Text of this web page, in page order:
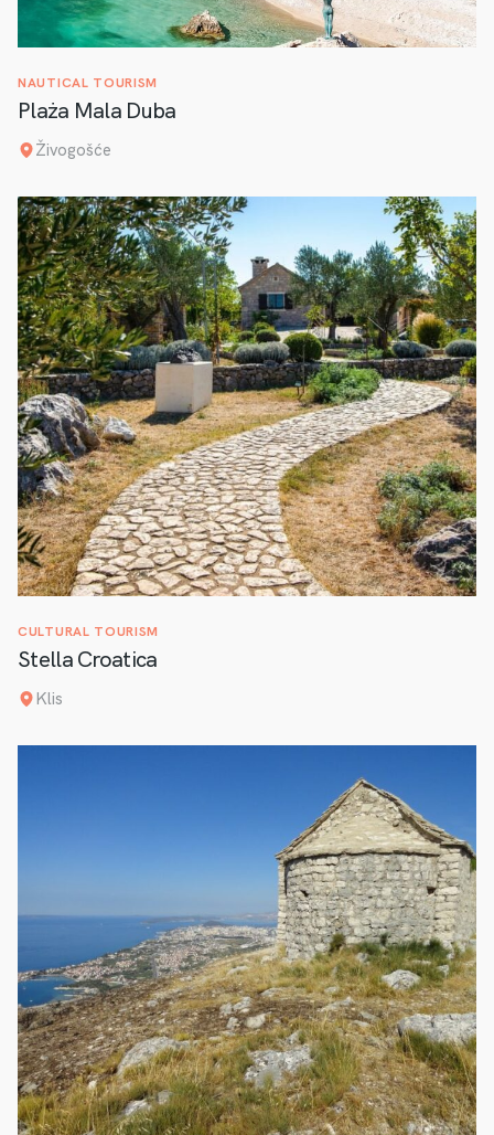
NAUTICAL TOURISM
Plaża Mala Duba
Živogošće
CULTURAL TOURISM
Stella Croatica
Klis